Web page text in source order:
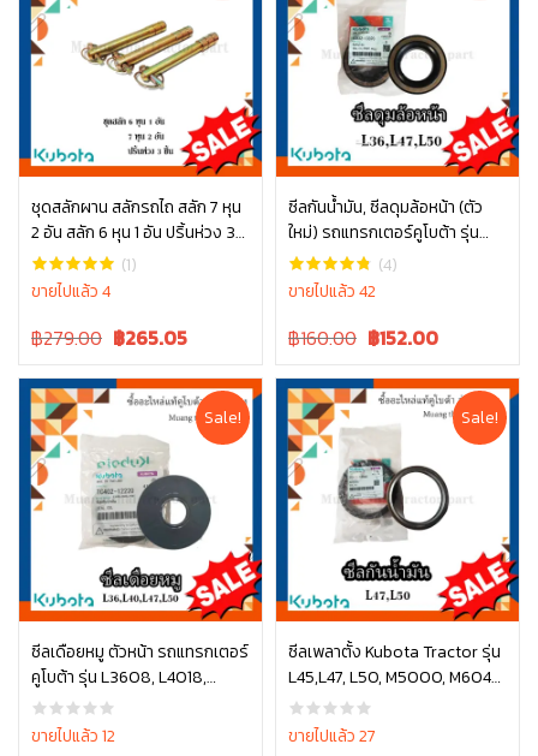
ชุดสลักผาน สลักรถไถ สลัก 7 หุน
2 อัน สลัก 6 หุน 1 อัน ปริ้นห่วง 3
อัน รุ่น L3608, L4018, L4708,
L5018
(1)
ขายไปแล้ว 4
Original
was:
฿279.00.
฿279.00 Current
is:
฿279.00.
฿265.05
หยิบใส่ตะกร้า
ซีลกันน้ำมัน, ซีลดุมล้อหน้า (ตัว
ใหม่) รถแทรกเตอร์คูโบต้า รุ่น
L3608, L4018, L4508, L4708,
L5018 tc832-13370 ซีลล้อหน้า
(4)
ขายไปแล้ว 42
Original
was:
฿160.00.
฿160.00 Current
is:
฿160.00.
฿152.00
หยิบใส่ตะกร้า
Sale!
ซีลเดือยหมู ตัวหน้า รถแทรกเตอร์
คูโบต้า รุ่น L3608, L4018,
L4508, L4708, L5018 ,
TC402-12220
ขายไปแล้ว 12
หยิบใส่ตะกร้า
Sale!
ซีลเพลาตั้ง Kubota Tractor รุ่น
L45,L47, L50, M5000, M6040,
M6240, MU49 TC403-13040
ขายไปแล้ว 27
หยิบใส่ตะกร้า